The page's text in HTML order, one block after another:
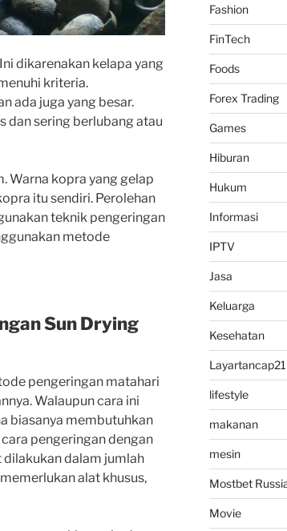
Ini dikarenakan kelapa yang
kriteria.
ada juga yang besar.
dansering berlubang atau
Warna kopra yang gelap
itu sendiri. Perolehan
teknik pengeringan
metode
Sun Drying
pengeringan matahari
Walaupuncara ini
biasanya membutuhkan
cara pengeringandengan
dilakukandalam jumlah
memerlukanalat khusus,
Fashion
FinTech
Foods
Forex Trading
Games
Hiburan
Hukum
Informasi
IPTV
Jasa
Keluarga
Kesehatan
Layartancap21
lifestyle
makanan
mesin
Mostbet
Movie